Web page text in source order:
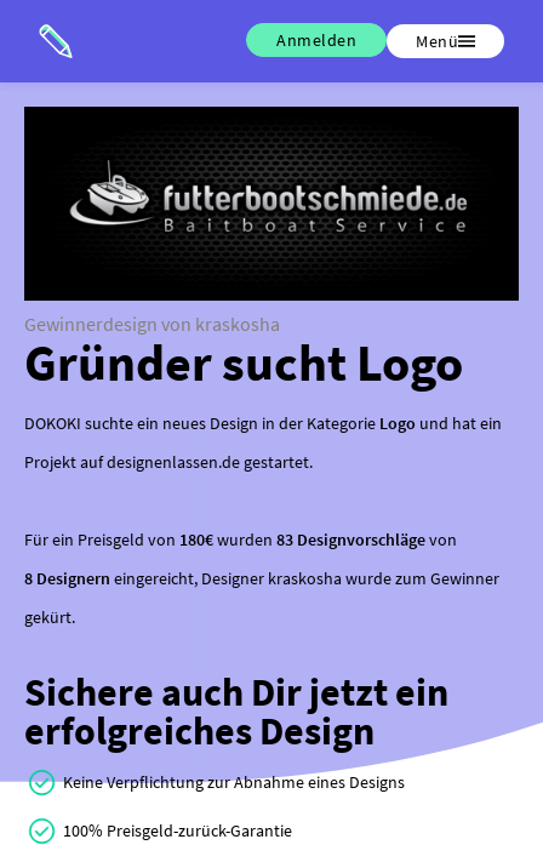
Anmelden Menü
Gewinnerdesign von kraskosha
Gründer sucht Logo
DOKOKI suchte ein neues Design in der Kategorie Logo und hat ein
Projekt auf designenlassen.de gestartet.
Für ein Preisgeld von 180€wurden 83 Designvorschlägevon
8 Designern eingereicht, Designer kraskosha wurde zum Gewinner
gekürt.
Sichere auch Dir jetzt ein
erfolgreiches Design
Keine Verpflichtung zur Abnahme eines Designs
100% Preisgeld-zurück-Garantie